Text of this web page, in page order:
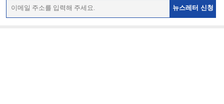
뉴스레터 신청